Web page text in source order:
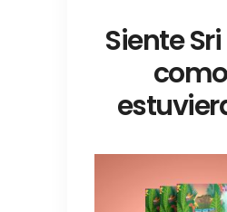
Siente